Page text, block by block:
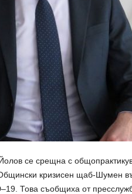
се срещна с
кризисен щаб-Шумен
Това съобщиха от